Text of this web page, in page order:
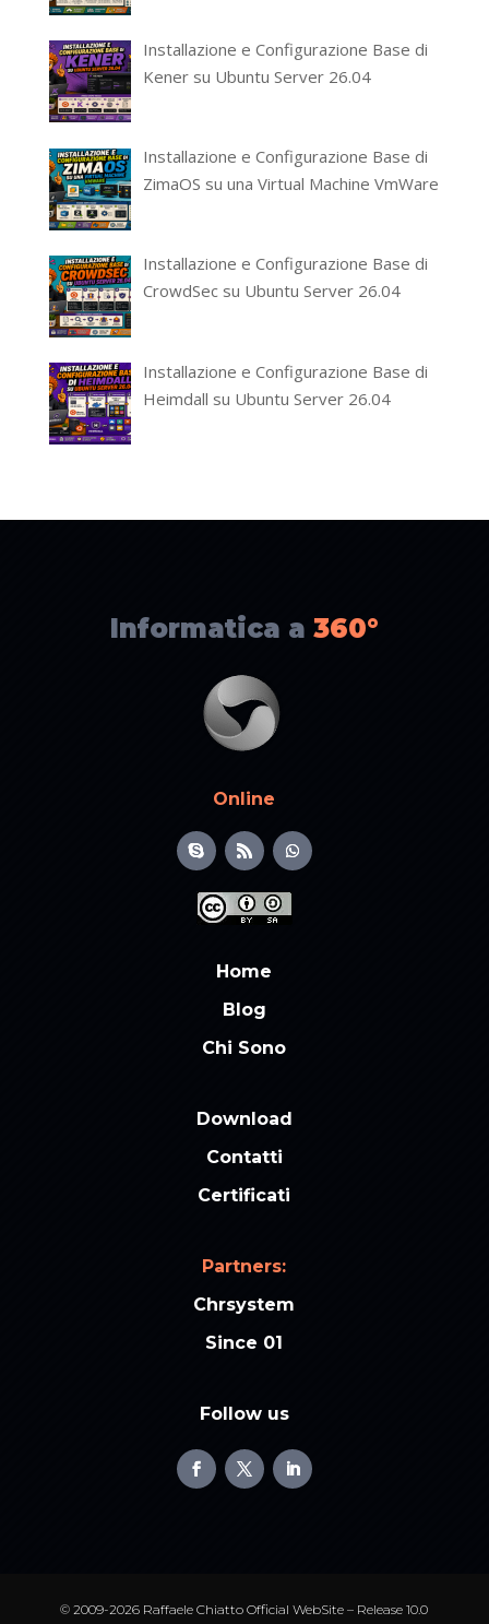
Installazione e Configurazione Base di
Kener su Ubuntu Server 26.04
Installazione e Configurazione Base di
ZimaOS su una Virtual Machine VmWare
Installazione e Configurazione Base di
CrowdSec su Ubuntu Server 26.04
Installazione e Configurazione Base di
Heimdall su Ubuntu Server 26.04
Informatica a 360°
Online
Home
Blog
Chi Sono
Download
Contatti
Certificati
Partners:
Chrsystem
Since 01
Follow us
© 2009-2026 Raffaele Chiatto Official WebSite – Release 10.0